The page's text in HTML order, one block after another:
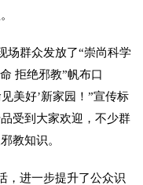
场群众发放了“崇尚科学
拒绝邪教”帆布口
美好’新家园！”宣传标
受到大家欢迎，不少群
教知识。
，进一步提升了公众识